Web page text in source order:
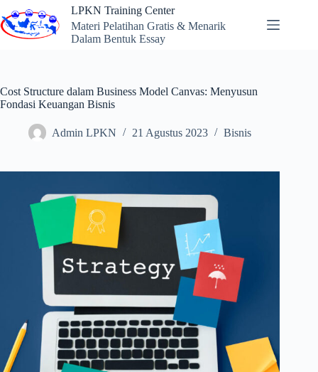
to
content
LPKN Training Center
Materi Pelatihan Gratis & Menarik
Dalam Bentuk Essay
Cost Structure dalam Business Model Canvas: Menyusun
Fondasi Keuangan Bisnis
Admin LPKN 21 Agustus 2023 Bisnis